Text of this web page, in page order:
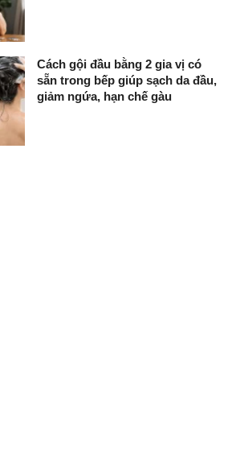
Cách gội đầu bằng 2 gia vị có
sẵn trong bếp giúp sạch da đầu,
giảm ngứa, hạn chế gàu